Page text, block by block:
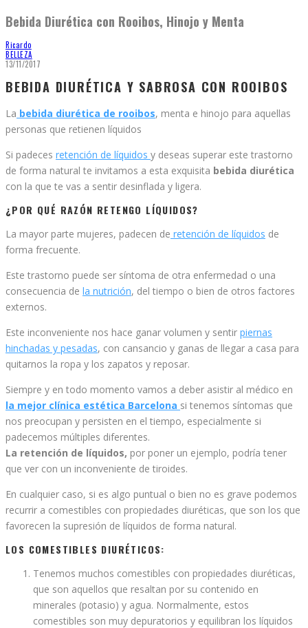
Bebida Diurética con Rooibos, Hinojo y Menta
Ricardo
BELLEZA
13/11/2017
BEBIDA DIURÉTICA Y SABROSA CON ROOIBOS
La bebida diurética de rooibos, menta e hinojo para aquellas
personas que retienen líquidos
Si padeces retención de líquidos y deseas superar este trastorno
de forma natural te invitamos a esta exquisita bebida diurética
con la que te vas a sentir desinflada y ligera.
¿POR QUÉ RAZÓN RETENGO LÍQUIDOS?
La mayor parte mujeres, padecen de retención de líquidos de
forma frecuente.
Este trastorno puede ser síntoma de otra enfermedad o una
consecuencia de la nutrición, del tiempo o bien de otros factores
externos.
Este inconveniente nos hace ganar volumen y sentir piernas
hinchadas y pesadas, con cansancio y ganas de llegar a casa para
quitarnos la ropa y los zapatos y reposar.
Siempre y en todo momento vamos a deber asistir al médico en
la mejor clínica estética Barcelona si tenemos síntomas que
nos preocupan y persisten en el tiempo, especialmente si
padecemos múltiples diferentes.
La retención de líquidos, por poner un ejemplo, podría tener
que ver con un inconveniente de tiroides.
En cualquier caso, si es algo puntual o bien no es grave podemos
recurrir a comestibles con propiedades diuréticas, que son los que
favorecen la supresión de líquidos de forma natural.
LOS COMESTIBLES DIURÉTICOS:
Tenemos muchos comestibles con propiedades diuréticas,
que son aquellos que resaltan por su contenido en
minerales (potasio) y agua. Normalmente, estos
comestibles son muy depuratorios y equilibran los líquidos